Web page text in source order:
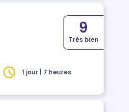
9
Très bien
1 jour | 7 heures